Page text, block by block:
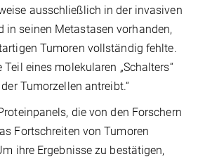
ausschließlich in der invasiven
in seinen Metastasen vorhanden,
Tumoren vollständig fehlte.
eines molekularen „Schalters“
Tumorzellen antreibt.“
die von den Forschern
Fortschreiten von Tumoren
ihre Ergebnisse zu bestätigen,